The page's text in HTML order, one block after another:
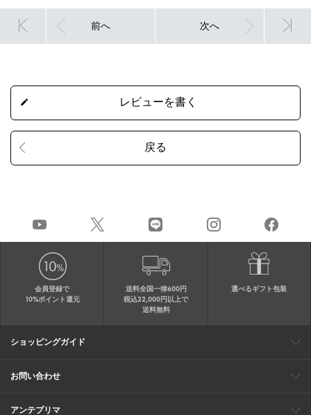
前へ 次へ
会員登録で
10%ポイント還元
送料全国一律600円
税込22,000円以上で
送料無料
選べるギフト包装
ショッピングガイド
会員特典
ご購入・配送について
返品について
ギフト包装
FAQ
サイトマップ
お問い合わせ
メールでのお問い合わせ
お修理についてのお問い合わせ
アンテプリマ